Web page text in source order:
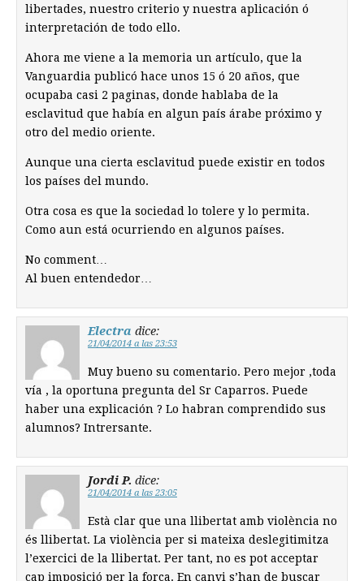
libertades, nuestro criterio y nuestra aplicación ó
interpretación de todo ello.
Ahora me viene a la memoria un artículo, que la
Vanguardia publicó hace unos 15 ó 20 años, que
ocupaba casi 2 paginas, donde hablaba de la
esclavitud que había en algun país árabe próximo y
otro del medio oriente.
Aunque una cierta esclavitud puede existir en todos
los países del mundo.
Otra cosa es que la sociedad lo tolere y lo permita.
Como aun está ocurriendo en algunos países.
No comment…
Al buen entendedor…
Electra dice:
21/04/2014 a las 23:53
Muy bueno su comentario. Pero mejor ,toda
vía , la oportuna pregunta del Sr Caparros. Puede
haber una explicación ? Lo habran comprendido sus
alumnos? Intrersante.
Jordi P. dice:
21/04/2014 a las 23:05
Està clar que una llibertat amb violència no
és llibertat. La violència per si mateixa deslegitimitza
l’exercici de la llibertat. Per tant, no es pot acceptar
cap imposició per la força. En canvi s’han de buscar